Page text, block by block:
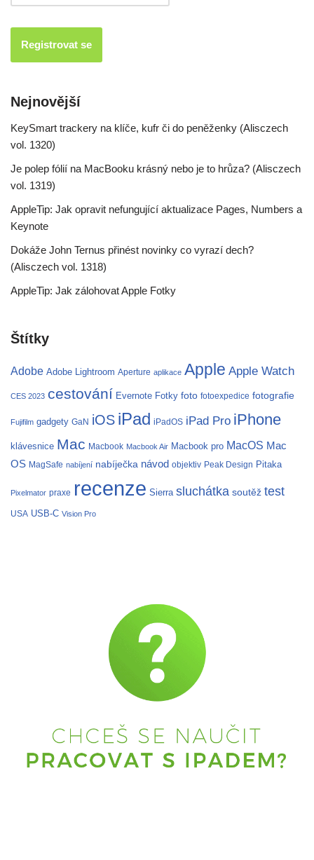
Nejnovější
KeySmart trackery na klíče, kufr či do peněženky (Alisczech
vol. 1320)
Je polep fólií na MacBooku krásný nebo je to hrůza? (Alisczech
vol. 1319)
AppleTip: Jak opravit nefungující aktualizace Pages, Numbers a
Keynote
Dokáže John Ternus přinést novinky co vyrazí dech?
(Alisczech vol. 1318)
AppleTip: Jak zálohovat Apple Fotky
Štítky
Adobe Adobe Lightroom Aperture aplikace Apple Apple Watch
CES 2023 cestování Evernote Fotky foto fotoexpedice fotografie
Fujifilm gadgety GaN iOS iPad iPadOS iPad Pro iPhone
klávesnice Mac Macbook Macbook Air Macbook pro MacOS Mac
OS MagSafe nabíjení nabíječka návod objektiv Peak Design Pitaka
Pixelmator praxe recenze Sierra sluchátka soutěž test
USA USB-C Vision Pro